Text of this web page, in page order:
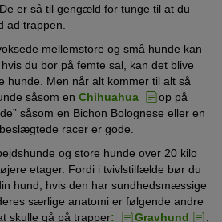
er så til gengæld for tunge til at du
ad trappen.
mellemstore og små hunde kan
du bor på femte sal, kan det blive
hunde. Men når alt kommer til alt så
såsom en Chihuahua
op på
såsom en Bichon Bolognese eller en
racer er gode.
og store hunde over 20 kilo
etager. Fordi i tvivlstilfælde bør du
hund, hvis den har sundhedsmæssige
særlige anatomi er følgende andre
skulle gå på trapper: Gravhund